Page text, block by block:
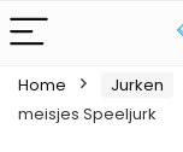
Home Jurken
meisjes Speeljurk